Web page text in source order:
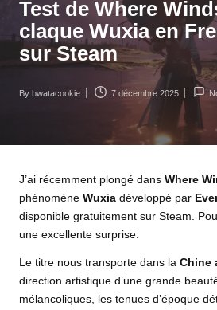
Test de Where
claque Wuxia en
sur Steam
Posted
By bwatacookie 7 décembre 2025
J’ai récemment plongé dans Where
phénomène Wuxia développé par
disponible gratuitement sur Steam.
une excellente surprise.
Le titre nous transporte dans la Chine
direction artistique d’une grande
mélancoliques, les tenues d’époque